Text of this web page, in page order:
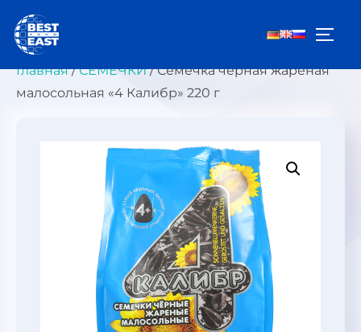
содержимому
Главная/СЕМЕЧКИ/ Семечка чёрная жареная
малосольная «4 Калибр» 220 г